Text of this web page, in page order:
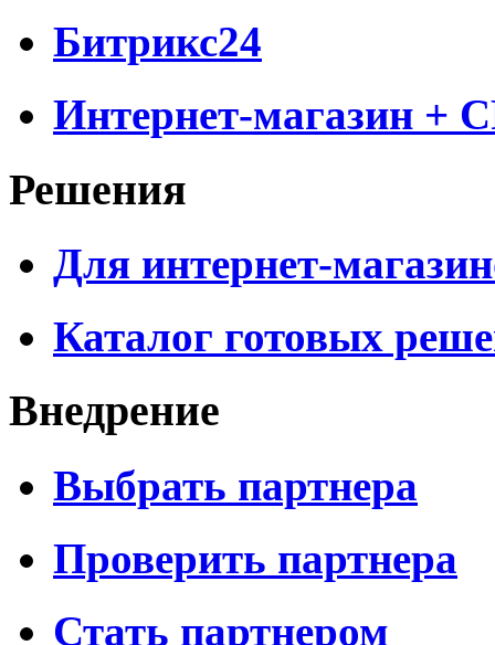
Битрикс24
Интернет-магазин +
Решения
Для интернет-
Каталог готовых
Внедрение
Выбрать партнера
Проверить партнера
Стать партнером